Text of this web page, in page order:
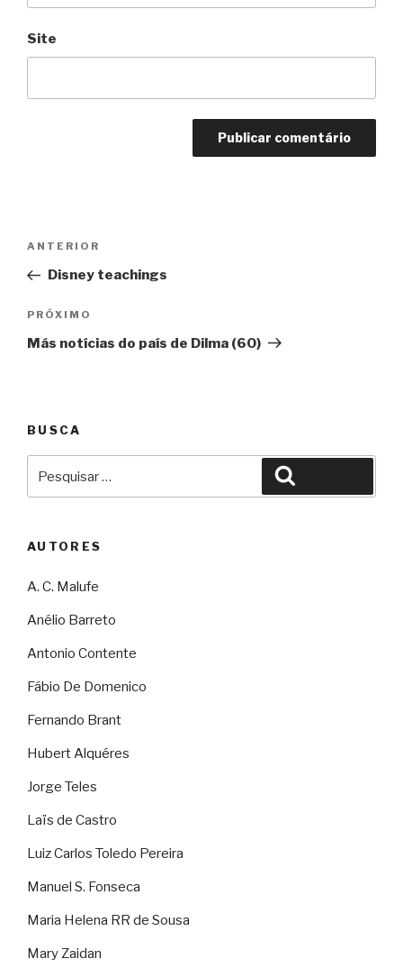
Site
Post
Anterior
ANTERIOR
Disney teachings
Próximo
PRÓXIMO
Más notícias do país de Dilma (60)
BUSCA
AUTORES
A. C. Malufe
Anélio Barreto
Antonio Contente
Fábio De Domenico
Fernando Brant
Hubert Alquéres
Jorge Teles
Laïs de Castro
Luiz Carlos Toledo Pereira
Manuel S. Fonseca
Maria Helena RR de Sousa
Mary Zaidan